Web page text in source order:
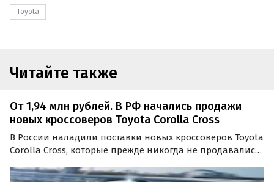
Toyota
Читайте также
От 1,94 млн рублей. В РФ начались продажи
новых кроссоверов Toyota Corolla Cross
В России наладили поставки новых кроссоверов Toyota
Corolla Cross, которые прежде никогда не продавались
одном из сайтов объявлений сейчас стартуют от 1 940